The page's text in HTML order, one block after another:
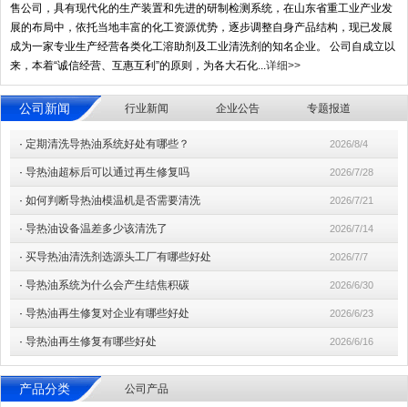
售公司，具有现代化的生产装置和先进的研制检测系统，在山东省重工业产业发
展的布局中，依托当地丰富的化工资源优势，逐步调整自身产品结构，现已发展
成为一家专业生产经营各类化工溶助剂及工业清洗剂的知名企业。 公司自成立以
来，本着“诚信经营、互惠互利”的原则，为各大石化... 详细>>
公司新闻 行业新闻 企业公告 专题报道
· 定期清洗导热油系统好处有哪些？ 2026/8/4
· 导热油超标后可以通过再生修复吗 2026/7/28
· 如何判断导热油模温机是否需要清洗 2026/7/21
· 导热油设备温差多少该清洗了 2026/7/14
· 买导热油清洗剂选源头工厂有哪些好处 2026/7/7
· 导热油系统为什么会产生结焦积碳 2026/6/30
· 导热油再生修复对企业有哪些好处 2026/6/23
· 导热油再生修复有哪些好处 2026/6/16
产品分类 公司产品